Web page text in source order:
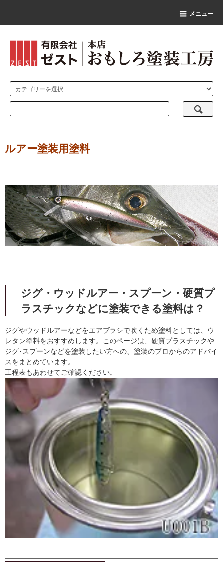
メニュー
ルアー塗装用塗料
ジグ・ウッドルアー・スプーン・硬質プ
ラスチックなどに塗装できる塗料は？
ジグやウッドルアーなどをエアブラシで吹くため塗料としては、ウ
レタン塗料をおすすめします。このページは、硬質プラスチックや
ジグ･スプーンなどを塗装したい方への、塗装のプロからのアドバイ
スをまとめています。
工程表もあわせてご確認ください。